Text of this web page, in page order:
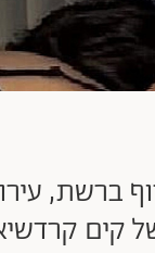
ברשת,
קים